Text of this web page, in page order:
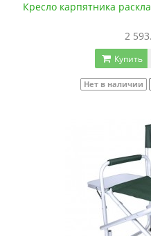
Кресло карпятника
2
Купить
Нет в наличии